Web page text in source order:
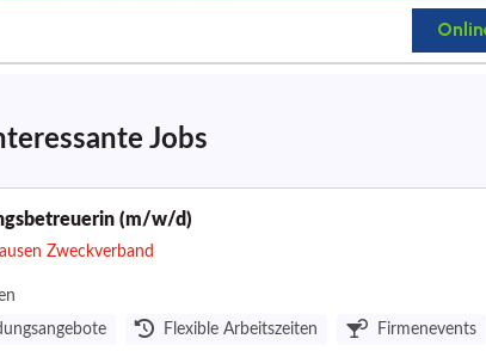
Jobs
(m/w/d)
Zweckverband
Flexible Arbeitszeiten Firmenevents